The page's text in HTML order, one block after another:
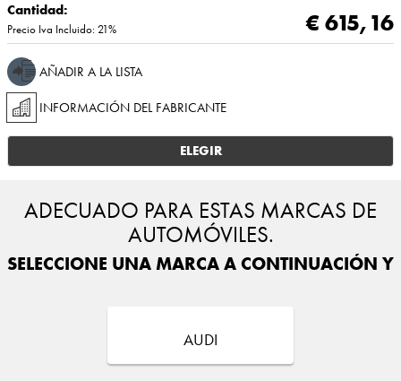
Cantidad:
Precio Iva Incluido: 21% € 615,16
AÑADIR A LA LISTA
INFORMACIÓN DEL FABRICANTE
ELEGIR
ADECUADO PARA ESTAS MARCAS DE
AUTOMÓVILES.
SELECCIONE UNA MARCA A CONTINUACIÓN Y
AUDI